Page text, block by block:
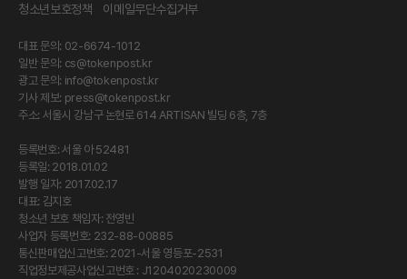
청소년보호정책
이메일무단수집거부
대표 문의: 02-6674-1012
일반 문의: cs@tokenpost.kr
광고 문의: info@tokenpost.kr
기사 제보: press@tokenpost.kr
주소: 서울시 강남구 논현로 614 ARTISAN 빌딩 6층, 7층
등록번호: 서울 아 52481
등록일: 2018.01.02
발행 일자: 2017.02.17
대표: 김지호
청소년 보호 책임자: 전영빈
사업자 등록번호: 232-88-00885
통신판매업신고번호: 2021-서울 영등포-2531
직업정보제공사업신고번호 : J1204020230009